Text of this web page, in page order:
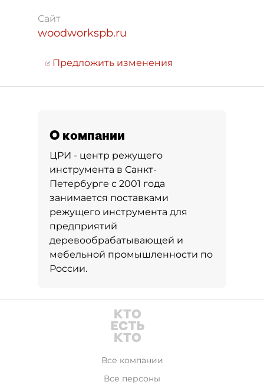
Сайт
woodworkspb.ru
Предложить изменения
О компании
ЦРИ - центр режущего
инструмента в Санкт-
Петербурге с 2001 года
занимается поставками
режущего инструмента для
предприятий
деревообрабатывающей и
мебельной промышленности по
России.
Все компании
Все персоны